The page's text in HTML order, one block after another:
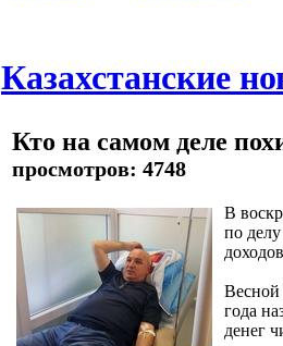
Казахстанские
Кто на самом деле
просмотров: 4748
В
по
Весной
года
денег